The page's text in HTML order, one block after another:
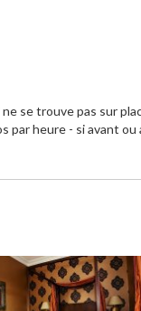
se trouve pas sur
par heure - si avant